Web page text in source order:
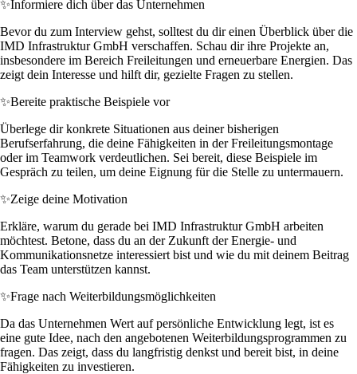
✨Informiere dich über das Unternehmen
Bevor du zum Interview gehst, solltest du dir einen Überblick über die
IMD Infrastruktur GmbH verschaffen. Schau dir ihre Projekte an,
insbesondere im Bereich Freileitungen und erneuerbare Energien. Das
zeigt dein Interesse und hilft dir, gezielte Fragen zu stellen.
✨Bereite praktische Beispiele vor
Überlege dir konkrete Situationen aus deiner bisherigen
Berufserfahrung, die deine Fähigkeiten in der Freileitungsmontage
oder im Teamwork verdeutlichen. Sei bereit, diese Beispiele im
Gespräch zu teilen, um deine Eignung für die Stelle zu untermauern.
✨Zeige deine Motivation
Erkläre, warum du gerade bei IMD Infrastruktur GmbH arbeiten
möchtest. Betone, dass du an der Zukunft der Energie- und
Kommunikationsnetze interessiert bist und wie du mit deinem Beitrag
das Team unterstützen kannst.
✨Frage nach Weiterbildungsmöglichkeiten
Da das Unternehmen Wert auf persönliche Entwicklung legt, ist es
eine gute Idee, nach den angebotenen Weiterbildungsprogrammen zu
fragen. Das zeigt, dass du langfristig denkst und bereit bist, in deine
Fähigkeiten zu investieren.